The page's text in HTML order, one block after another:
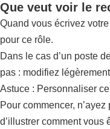
Que veut voir le
Quand vous écrivez
pour ce rôle.
Dans le cas d’un poste
pas : modifiez
Astuce : Personnaliser
Pour commencer,
d’illustrer comment vous